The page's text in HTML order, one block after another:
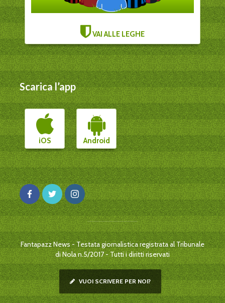
VAI ALLE LEGHE
Scarica l’app
iOS Android
Fantapazz News - Testata giornalistica registrata al Tribunale
di Nola n.5/2017 - Tutti i diritti riservati
VUOI SCRIVERE PER NOI?